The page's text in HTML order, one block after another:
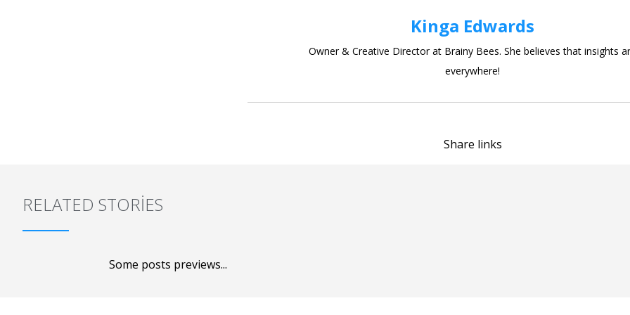
Kinga Edwards
Owner & Creative Director at Brainy Bees. She believes that insights
everywhere!
Share links
RELATED STORIES
Some posts previews...